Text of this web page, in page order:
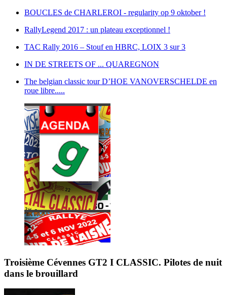
BOUCLES de CHARLEROI - regularity op 9 oktober !
RallyLegend 2017 : un plateau exceptionnel !
TAC Rally 2016 – Stouf en HBRC, LOIX 3 sur 3
IN DE STREETS OF ... QUAREGNON
The belgian classic tour D’HOE VANOVERSCHELDE en
roue libre.....
Troisième Cévennes GT2 I CLASSIC. Pilotes de nuit
dans le brouillard